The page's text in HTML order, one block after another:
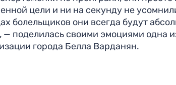
цели и ни на секунду не
болельщиков они всегда будут
— поделилась своими эмоциями одна
города Белла Варданян.